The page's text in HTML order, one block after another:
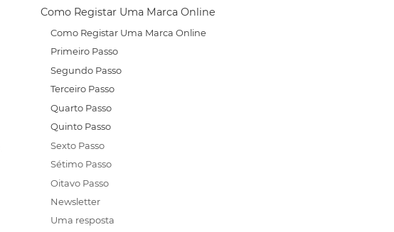
Como Registar Uma Marca Online
Como Registar Uma Marca Online
Primeiro Passo
Segundo Passo
Terceiro Passo
Quarto Passo
Quinto Passo
Sexto Passo
Sétimo Passo
Oitavo Passo
Newsletter
Uma resposta